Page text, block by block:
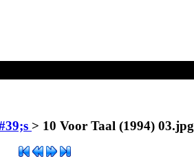
> 10 Voor Taal (1994) 03.jpg